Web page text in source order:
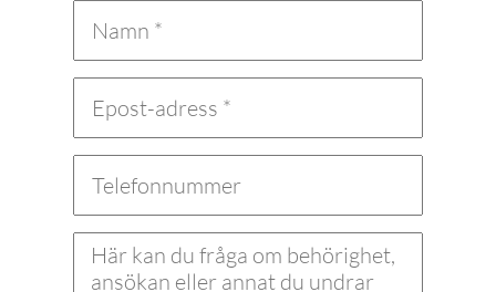
Utöver kurserna ovan krävs minst två
års yrkeserfarenhet inom elteknik
(heltid).
Utbildningen är avgiftsfri och berättigar
till CSN-stöd.